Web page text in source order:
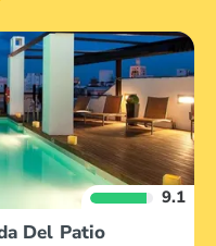
9.1
Del Patio